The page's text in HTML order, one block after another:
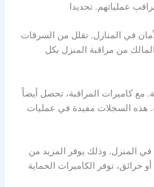
عملياتهم. تحديدا
في المنازل. تقلل من السرقات
من مراقبة المنزل بكل
مع كاميرات المراقبة، تحصل أيضاً
هذه السجلات مفيدة في عمليات
المنزل. وذلك يوفر المزيد من
حرائق، توفر الكاميرات الحماية